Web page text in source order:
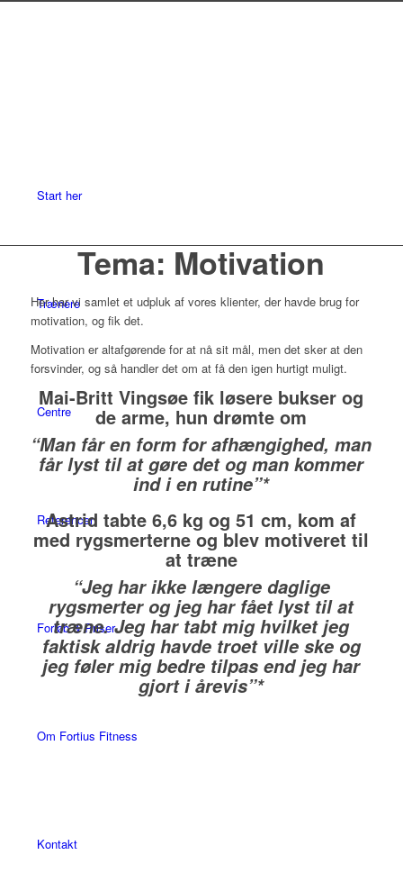
Start her
Trænere
Centre
Referencer
Forløb & Priser
Om Fortius Fitness
Kontakt
Tema: Motivation
Her har vi samlet et udpluk af vores klienter, der havde brug for
motivation, og fik det.
Motivation er altafgørende for at nå sit mål, men det sker at den
forsvinder, og så handler det om at få den igen hurtigt muligt.
Mai-Britt Vingsøe fik løsere bukser og
de arme, hun drømte om
“Man får en form for afhængighed, man
får lyst til at gøre det og man kommer
ind i en rutine”*
Astrid tabte 6,6 kg og 51 cm, kom af
med rygsmerterne og blev motiveret til
at træne
“Jeg har ikke længere daglige
rygsmerter og jeg har fået lyst til at
træne. Jeg har tabt mig hvilket jeg
faktisk aldrig havde troet ville ske og
jeg føler mig bedre tilpas end jeg har
gjort i årevis”*